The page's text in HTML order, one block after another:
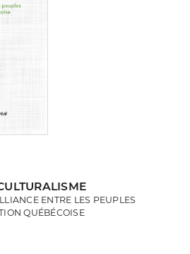
ENTRE LES PEUPLES
QUÉBÉCOISE